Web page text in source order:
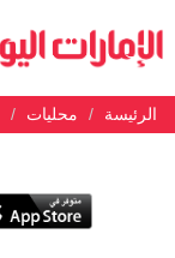
الرئيسة محليات